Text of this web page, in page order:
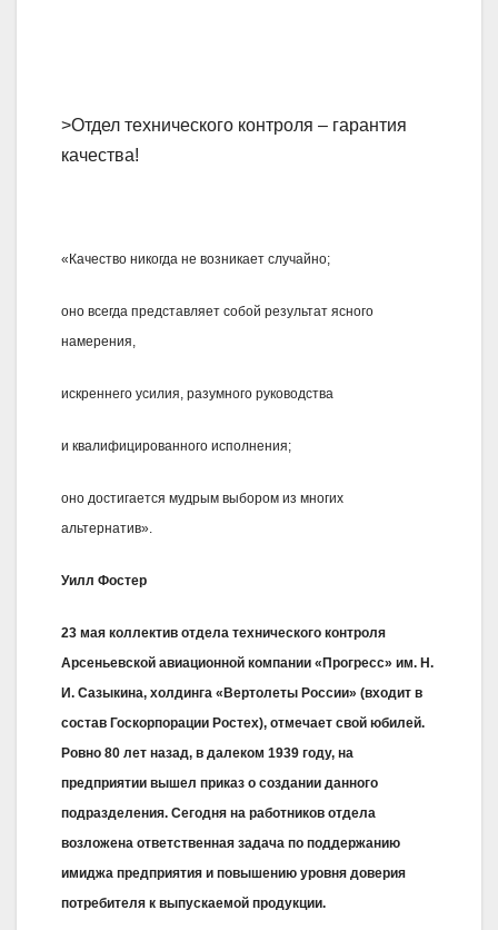
>Отдел технического контроля – гарантия
качества!
«Качество никогда не возникает случайно;
оно всегда представляет собой результат ясного
намерения,
искреннего усилия, разумного руководства
и квалифицированного исполнения;
оно достигается мудрым выбором из многих
альтернатив».
Уилл Фостер
23 мая коллектив отдела технического контроля
Арсеньевской авиационной компании «Прогресс» им. Н.
И. Сазыкина, холдинга «Вертолеты России» (входит в
состав Госкорпорации Ростех), отмечает свой юбилей.
Ровно 80 лет назад, в далеком 1939 году, на
предприятии вышел приказ о создании данного
подразделения. Сегодня на работников отдела
возложена ответственная задача по поддержанию
имиджа предприятия и повышению уровня доверия
потребителя к выпускаемой продукции.